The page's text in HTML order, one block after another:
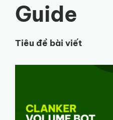
Guide
Tiêu đề bài viết